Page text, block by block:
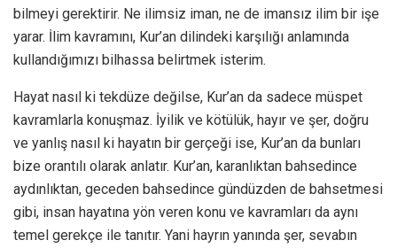
bilmeyi gerektirir. Ne ilimsiz iman, ne de imansız ilim bir işe
yarar. İlim kavramını, Kur’an dilindeki karşılığı anlamında
kullandığımızı bilhassa belirtmek isterim.
Hayat nasıl ki tekdüze değilse, Kur’an da sadece müspet
kavramlarla konuşmaz. İyilik ve kötülük, hayır ve şer, doğru
ve yanlış nasıl ki hayatın bir gerçeği ise, Kur’an da bunları
bize orantılı olarak anlatır. Kur’an, karanlıktan bahsedince
aydınlıktan, geceden bahsedince gündüzden de bahsetmesi
gibi, insan hayatına yön veren konu ve kavramları da aynı
temel gerekçe ile tanıtır. Yani hayrın yanında şer, sevabın